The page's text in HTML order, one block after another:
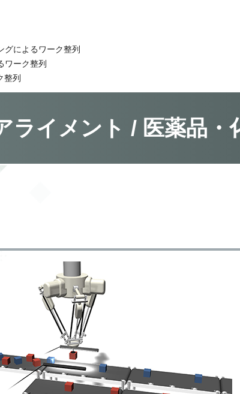
グによるワーク整列
ワーク整列
整列
ライメント / 医薬品・